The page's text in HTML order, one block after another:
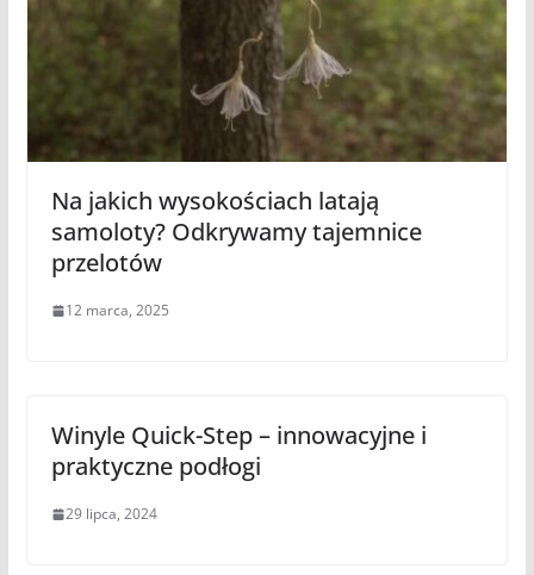
Na jakich wysokościach latają
samoloty? Odkrywamy tajemnice
przelotów
12 marca, 2025
Winyle Quick-Step – innowacyjne i
praktyczne podłogi
29 lipca, 2024